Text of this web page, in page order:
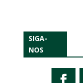
SIGA-
NOS